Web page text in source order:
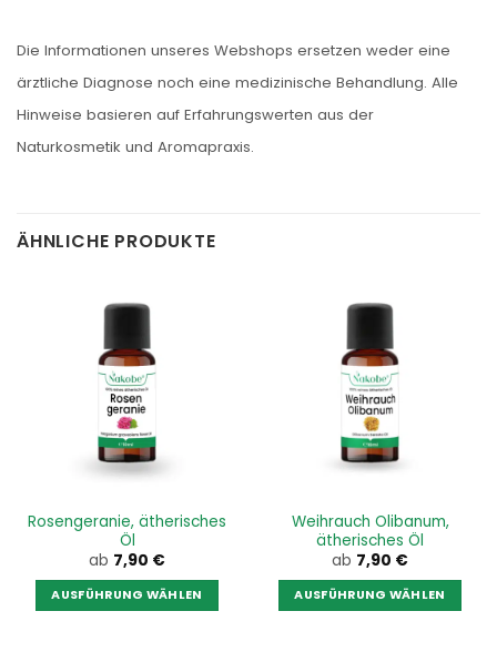
Die Informationen unseres Webshops ersetzen weder eine
ärztliche Diagnose noch eine medizinische Behandlung. Alle
Hinweise basieren auf Erfahrungswerten aus der
Naturkosmetik und Aromapraxis.
ÄHNLICHE PRODUKTE
Rosengeranie, ätherisches
Öl
ab 7,90 €
AUSFÜHRUNG WÄHLEN
Weihrauch Olibanum,
ätherisches Öl
ab 7,90 €
AUSFÜHRUNG WÄHLEN